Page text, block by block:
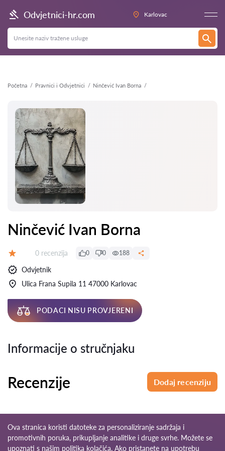
Odvjetnici-hr.com Karlovac
Početna Pravnici i Odvjetnici Ninčević Ivan Borna
Natrag
Ninčević Ivan Borna
Recenzija:
0 recenzija 0 0 188
Odvjetnik
Ulica Frana Supila 11 47000 Karlovac
PODACI NISU PROVJERENI
Informacije o stručnjaku
Recenzije Dodaj recenziju
Ova stranica koristi datoteke za personaliziranje sadržaja i
promotivnih poruka, prikupljanje analitike i druge svrhe. Možete se
upoznati s našim politika kolačića. Ako pristanete na upotrebu